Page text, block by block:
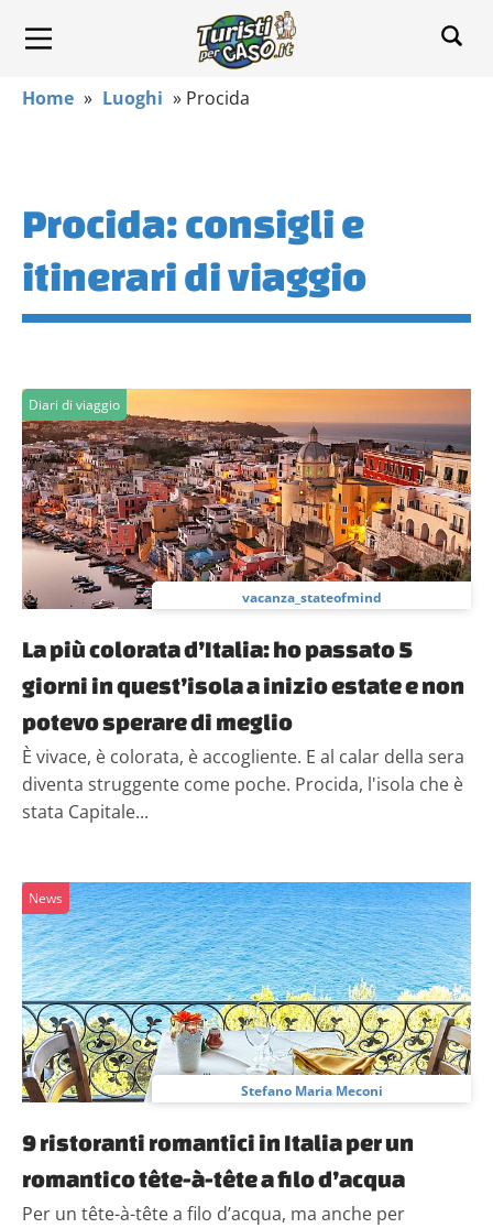
Home » Luoghi » Procida
Procida: consigli e
itinerari di viaggio
Diari di viaggio
vacanza_stateofmind
La più colorata d’Italia: ho passato 5
giorni in quest’isola a inizio estate e non
potevo sperare di meglio
È vivace, è colorata, è accogliente. E al calar della sera
diventa struggente come poche. Procida, l'isola che è
stata Capitale...
News
Stefano Maria Meconi
9 ristoranti romantici in Italia per un
romantico tête-à-tête a filo d’acqua
Per un tête-à-tête a filo d’acqua, ma anche per